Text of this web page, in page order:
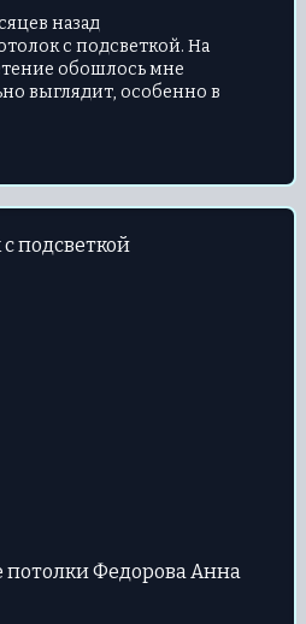
назад
с подсветкой. На
обошлось мне
выглядит, особенно в